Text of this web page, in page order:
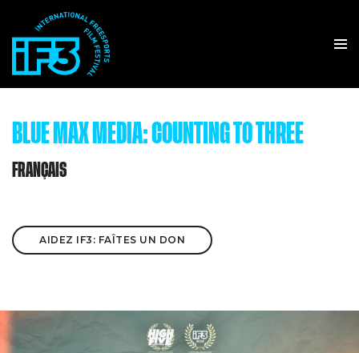
BLUE MAX MEDIA: COUNTING TO THREE
FRANÇAIS
AIDEZ IF3: FAÎTES UN DON